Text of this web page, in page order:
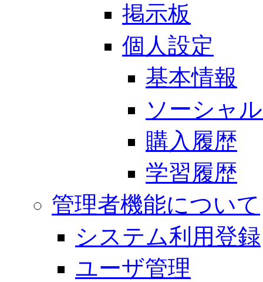
掲示板
個人設定
基本情報
ソーシャ
購入履歴
学習履歴
管理者機能について
システム利用登録
ユーザ管理